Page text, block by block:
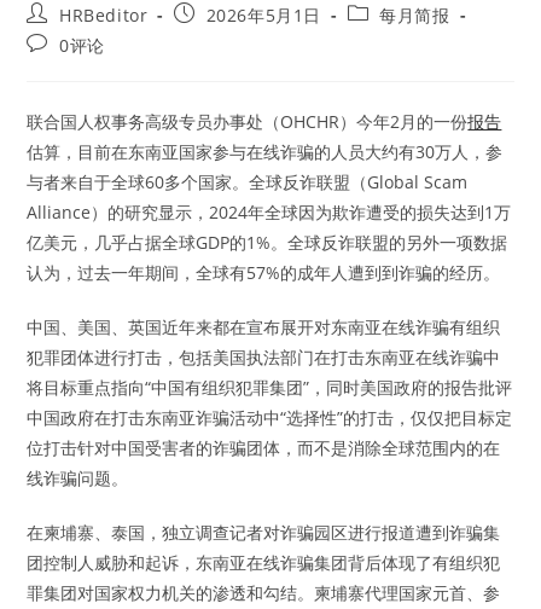
Post
author:
HRBeditor
Post2026年5月1日
Post每月简报
Post0评论
联合国人权事务高级专员办事处（OHCHR）今年2月的一份报告
估算，目前在东南亚国家参与在线诈骗的人员大约有30万人，参
与者来自于全球60多个国家。全球反诈联盟（Global Scam
Alliance）的研究显示，2024年全球因为欺诈遭受的损失达到1万
亿美元，几乎占据全球GDP的1%。全球反诈联盟的另外一项数据
认为，过去一年期间，全球有57%的成年人遭到到诈骗的经历。
中国、美国、英国近年来都在宣布展开对东南亚在线诈骗有组织
犯罪团体进行打击，包括美国执法部门在打击东南亚在线诈骗中
将目标重点指向“中国有组织犯罪集团”，同时美国政府的报告批评
中国政府在打击东南亚诈骗活动中“选择性”的打击，仅仅把目标定
位打击针对中国受害者的诈骗团体，而不是消除全球范围内的在
线诈骗问题。
在柬埔寨、泰国，独立调查记者对诈骗园区进行报道遭到诈骗集
团控制人威胁和起诉，东南亚在线诈骗集团背后体现了有组织犯
罪集团对国家权力机关的渗透和勾结。柬埔寨代理国家元首、参